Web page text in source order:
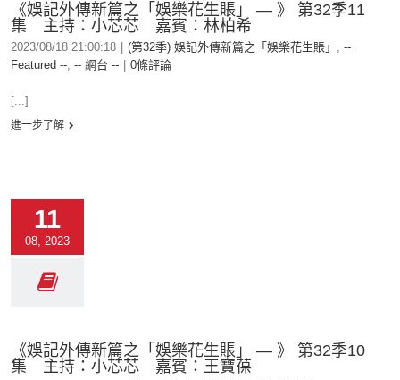
《娛記外傳新篇之「娛樂花生賬」 — 》 第32季11
集 主持：小芯芯 嘉賓：林柏希
2023/08/18 21:00:18 (第32季) 娛記外傳新篇之「娛樂花生賬」 , --
Featured --, -- 網台 -- 0條評論
[...]
進一步了解
11
08, 2023
《娛記外傳新篇之「娛樂花生賬」 — 》 第32季10
集 主持：小芯芯 嘉賓：王寶葆